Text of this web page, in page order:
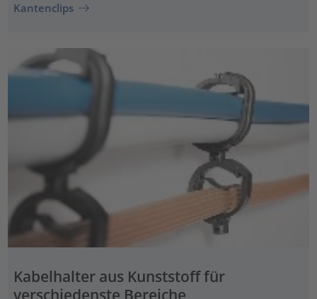
Kantenclips
Kabelhalter aus Kunststoff für
verschiedenste Bereiche